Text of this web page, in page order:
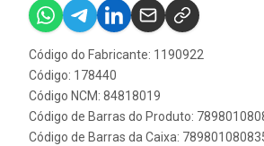
Código do Fabricante: 1190922
Código: 178440
Código NCM: 84818019
Código de Barras do Produto:
Código de Barras da Caixa: